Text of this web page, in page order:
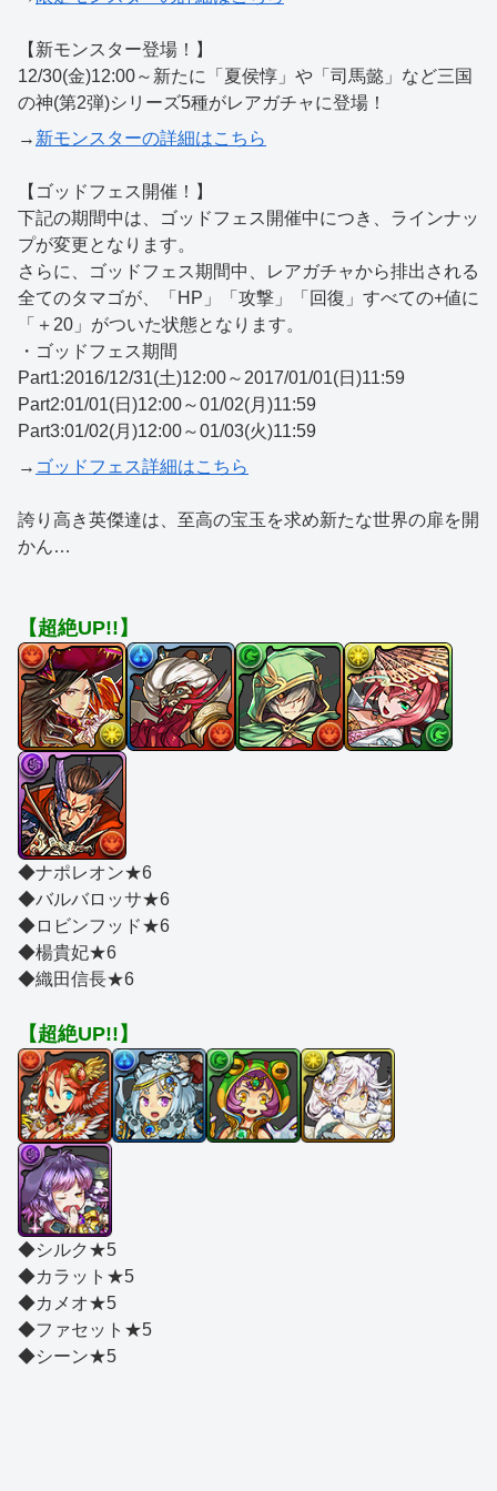
【新モンスター登場！】
12/30(金)12:00～新たに「夏侯惇」や「司馬懿」など三国
の神(第2弾)シリーズ5種がレアガチャに登場！
→ 新モンスターの詳細はこちら
【ゴッドフェス開催！】
下記の期間中は、ゴッドフェス開催中につき、ラインナッ
プが変更となります。
さらに、ゴッドフェス期間中、レアガチャから排出される
全てのタマゴが、「HP」「攻撃」「回復」すべての+値に
「＋20」がついた状態となります。
・ゴッドフェス期間
Part1:2016/12/31(土)12:00～2017/01/01(日)11:59
Part2:01/01(日)12:00～01/02(月)11:59
Part3:01/02(月)12:00～01/03(火)11:59
→ ゴッドフェス詳細はこちら
誇り高き英傑達は、至高の宝玉を求め新たな世界の扉を開
かん…
【超絶UP!!】
◆ナポレオン★6
◆バルバロッサ★6
◆ロビンフッド★6
◆楊貴妃★6
◆織田信長★6
【超絶UP!!】
◆シルク★5
◆カラット★5
◆カメオ★5
◆ファセット★5
◆シーン★5